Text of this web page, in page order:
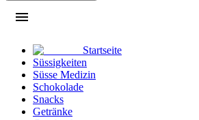
Startseite
Süssigkeiten
Süsse Medizin
Schokolade
Snacks
Getränke